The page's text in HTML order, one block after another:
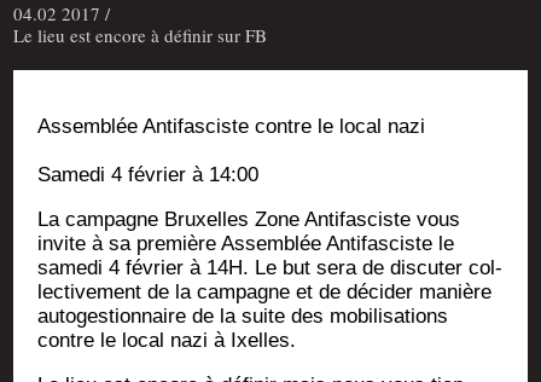
04.02 2017 /
Le lieu est encore à définir sur FB
Assem­blée Anti­fas­ciste contre le local nazi
Same­di 4 février à 14:00
La cam­pagne Bruxelles Zone Anti­fas­ciste vous
invite à sa pre­mière Assem­blée Anti­fas­ciste le
same­di 4 février à 14H. Le but sera de dis­cu­ter col­
lec­ti­ve­ment de la cam­pagne et de déci­der manière
auto­ges­tion­naire de la suite des mobi­li­sa­tions
contre le local nazi à Ixelles.